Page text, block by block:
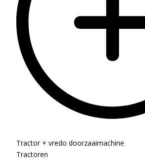
Tractor + vredo doorzaaimachine
Tractoren